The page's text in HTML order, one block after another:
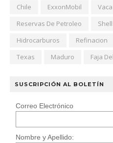
Chile
ExxonMobil
Reservas De Petroleo
Shell
Hidrocarburos
Refinacion
Texas
Maduro Faja
SUSCRIPCIÓN AL BOLETÍN
Correo Electrónico
Nombre y Apellido: